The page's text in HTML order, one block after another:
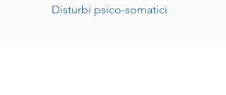
Disturbi psico-somatici